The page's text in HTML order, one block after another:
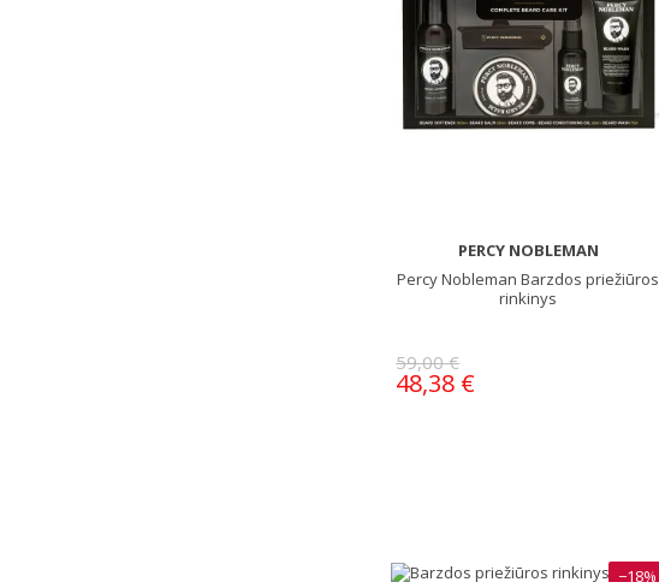
PERCY NOBLEMAN
Percy Nobleman Barzdos priežiūros
rinkinys
59,00 €
48,38 €
−18%